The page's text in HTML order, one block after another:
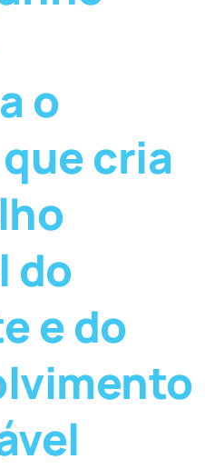
o
cria
do
e do